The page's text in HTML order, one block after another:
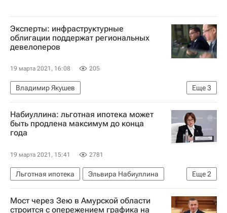
Эксперты: инфраструктурные
облигации поддержат региональных
девелоперов
19 марта 2021, 16:08 205
Еще3
Владимир Якушев
Министерство строительства и жилищно-коммунального хозяйства РФ (Минстрой России)
Жилье
Александр Якубовский
Набиуллина: льготная ипотека может
быть продлена максимум до конца
года
19 марта 2021, 15:41 2781
Еще2
Льготная ипотека
Эльвира Набиуллина
Ипотека
Центральный Банк РФ (ЦБ РФ)
Мост через Зею в Амурской области
строится с опережением графика на